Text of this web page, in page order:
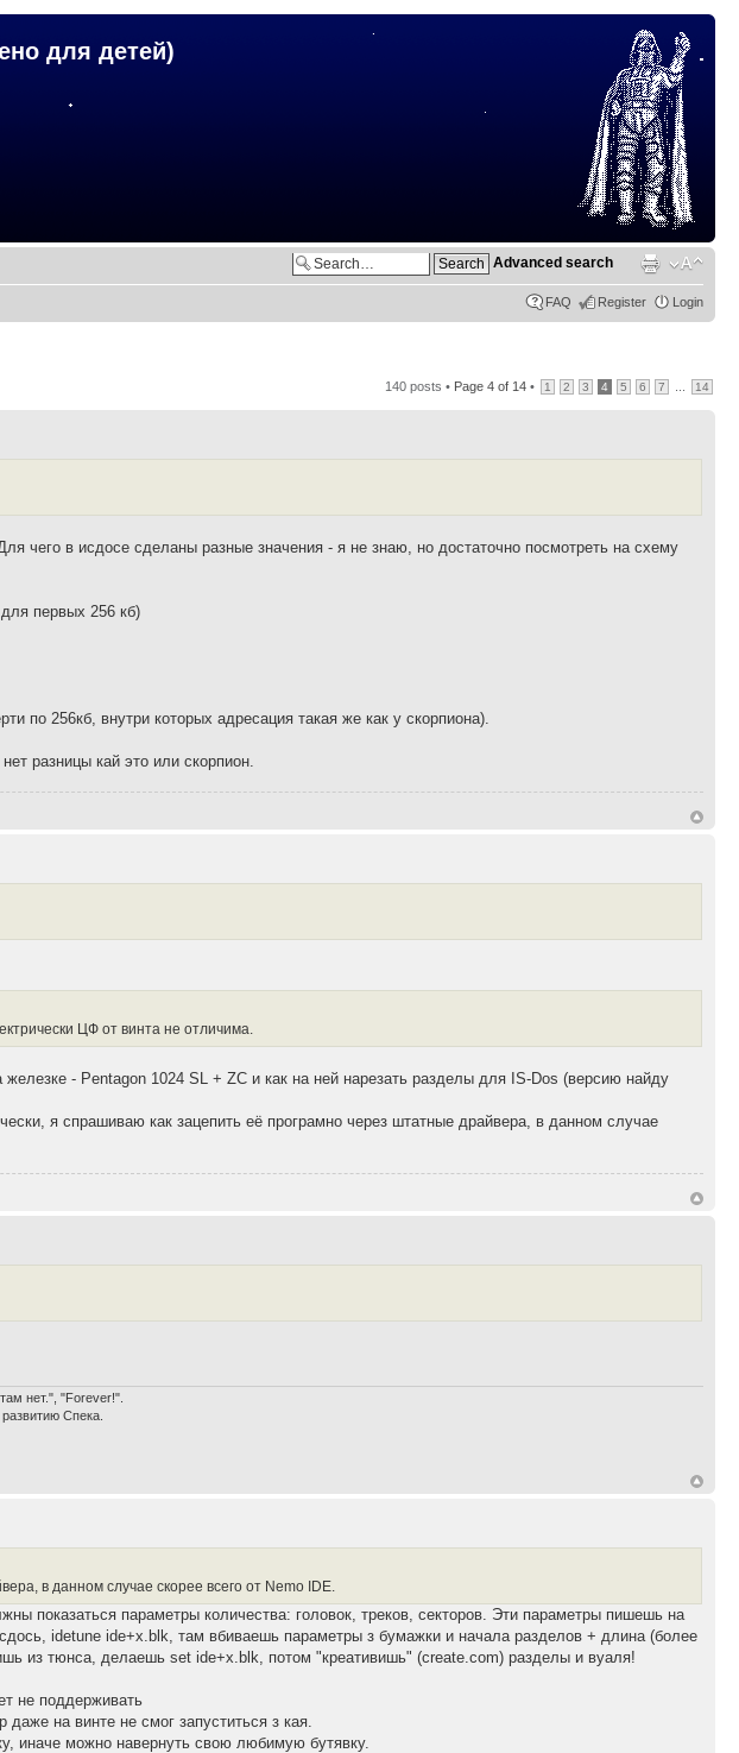
для детей)
Advanced search
FAQ Register Login
140 posts • Page 4 of 14 • 1 2 3 4 5 6 7 14
чего в исдосе сделаны разные значения - я не знаю, но достаточно посмотреть на схему
первых 256 кб)
по 256кб, внутри которых адресация такая же как у скорпиона).
разницы кай это или скорпион.
ЦФ от винта не отличима.
- Pentagon 1024 SL + ZC и как на ней нарезать разделы для IS-Dos (версию найду
я спрашиваю как зацепить её програмно через штатные драйвера, в данном случае
нет.", "Forever!".
Спека.
в данном случае скорее всего от Nemo IDE.
показаться параметры количества: головок, треков, секторов. Эти параметры пишешь на
idetune ide+x.blk, там вбиваешь параметры з бумажки и начала разделов + длина (более
из тюнса, делаешь set ide+x.blk, потом "креативишь" (create.com) разделы и вуаля!
не поддерживать
на винте не смог запуститься з кая.
иначе можно навернуть свою любимую бутявку.